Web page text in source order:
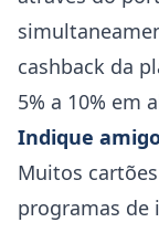
cashback da
5% a 10% em
Indique
Muitos
programas de